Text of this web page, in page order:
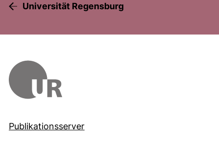
Universität Regensburg
Publikationsserver